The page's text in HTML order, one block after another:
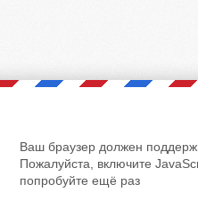
Ваш браузер должен
Пожалуйста, включите
попробуйте ещё раз